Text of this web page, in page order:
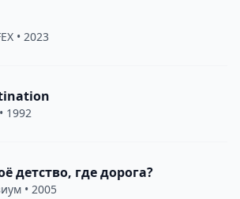
• 2023
• 1992
детство, где дорога?
• 2005